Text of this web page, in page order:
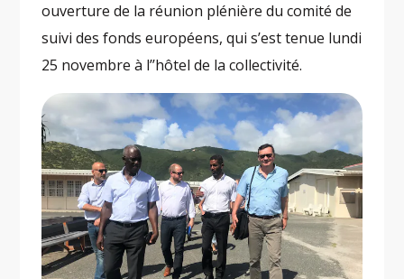
ouverture de la réunion plénière du comité de
suivi des fonds européens, qui s’est tenue lundi
25 novembre à l’’hôtel de la collectivité.